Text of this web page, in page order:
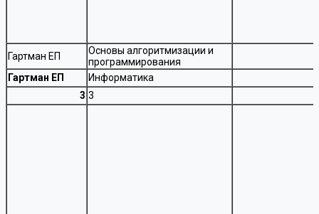
Гартман ЕП
Основы алгоритмизации и
программирования
Гартман ЕП
Информатика
3 3